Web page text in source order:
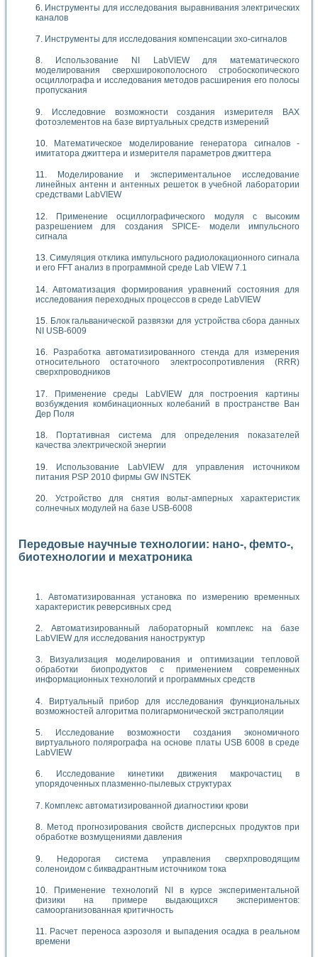
Инструменты для исследования выравнивания электрических
каналов
Инструменты для исследования компенсации эхо-сигналов
Использование NI LabVIEW для математического
моделирования сверхширокополосного стробоскопического
осциллографа и исследования методов расширения его полосы
пропускания
Исследовние возможности создания измерителя ВАХ
фотоэлементов на базе виртуальных средств измерений
Математическое моделирование генератора сигналов -
имитатора джиттера и измерителя параметров джиттера
Моделирование и экспериментальное исследование
линейных антенн и антенных решеток в учебной лаборатории
средствами LabVIEW
Применение осциллографического модуля с высоким
разрешением для создания SPICE- модели импульсного
сигнала
Симуляция отклика импульсного радиолокационного сигнала
и его FFT анализ в программной среде Lab VIEW 7.1
Автоматизация формирования уравнений состояния для
исследования переходных процессов в среде LabVIEW
Блок гальванической развязки для устройства сбора данных
NI USB-6009
Разработка автоматизированного стенда для измерения
относительного остаточного электросопротивления (RRR)
сверхпроводников
Применение среды LabVIEW для построения картины
возбуждения комбинационных колебаний в пространстве Ван
Дер Поля
Портативная система для определения показателей
качества электрической энергии
Использование LabVIEW для управления источником
питания PSP 2010 фирмы GW INSTEK
Устройство для снятия вольт-амперных характеристик
солнечных модулей на базе USB-6008
Передовые научные технологии: нано-, фемто-,
биотехнологии и мехатроника
Автоматизированная установка по измерению временных
характеристик реверсивных сред
Автоматизированный лабораторный комплекс на базе
LabVIEW для исследования наноструктур
Визуализация моделирования и оптимизации тепловой
обработки биопродуктов с применением современных
информационных технологий и программных средств
Виртуальный прибор для исследования функциональных
возможностей алгоритма полигармонической экстраполяции
Исследование возможности создания экономичного
виртуального полярографа на основе платы USB 6008 в среде
LabVIEW
Исследование кинетики движения макрочастиц в
упорядоченных плазменно-пылевых структурах
Комплекс автоматизированной диагностики крови
Метод прогнозирования свойств дисперсных продуктов при
обработке возмущениями давления
Недорогая система управления сверхпроводящим
соленоидом с биквадрантным источником тока
Применение технологий NI в курсе экспериментальной
физики на примере выдающихся экспериментов:
самоорганизованная критичность
Расчет переноса аэрозоля и выпадения осадка в реальном
времени